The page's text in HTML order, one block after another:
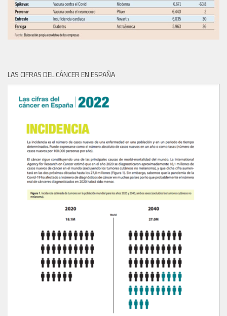
LAS CIFRAS DEL CÁNCER EN ESPAÑA